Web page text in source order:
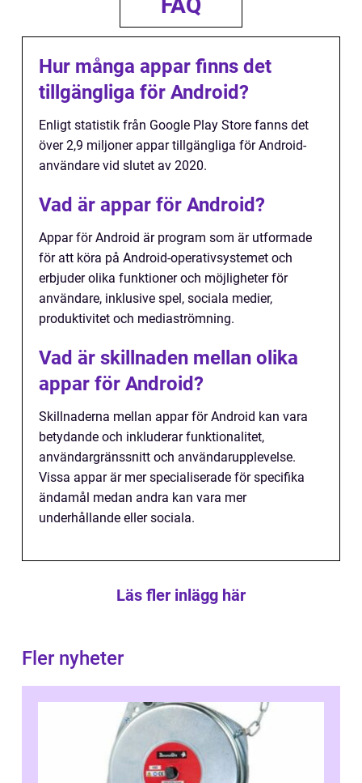
FAQ
Hur många appar finns det
tillgängliga för Android?
Enligt statistik från Google Play Store fanns det
över 2,9 miljoner appar tillgängliga för Android-
användare vid slutet av 2020.
Vad är appar för Android?
Appar för Android är program som är utformade
för att köra på Android-operativsystemet och
erbjuder olika funktioner och möjligheter för
användare, inklusive spel, sociala medier,
produktivitet och mediaströmning.
Vad är skillnaden mellan olika
appar för Android?
Skillnaderna mellan appar för Android kan vara
betydande och inkluderar funktionalitet,
användargränssnitt och användarupplevelse.
Vissa appar är mer specialiserade för specifika
ändamål medan andra kan vara mer
underhållande eller sociala.
Läs fler inlägg här
Fler nyheter